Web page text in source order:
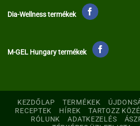
Dia-Wellness termékek
M-GEL Hungary termékek
KEZDŐLAP TERMÉKEK
RECEPTEK
HÍREK TARTOZZ
RÓLUNK
ADATKEZELÉS